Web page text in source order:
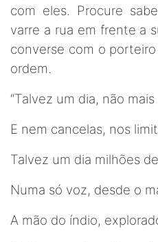
com eles. Procure
varre a rua em frente a
converse com o
ordem.
“Talvez um dia, não
E nem cancelas, nos
Talvez um dia milhões
Numa só voz, desde o
A mão do índio,